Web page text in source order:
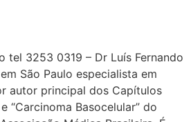
tel 3253 0319 – Dr Luís Fernando
São Paulo especialista em
autor principal dos Capítulos
“Carcinoma Basocelular” do